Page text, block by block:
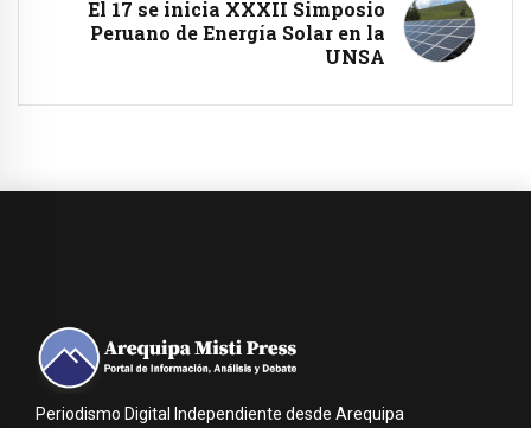
El 17 se inicia XXXII Simposio
Peruano de Energía Solar en la
UNSA
Periodismo Digital Independiente desde Arequipa